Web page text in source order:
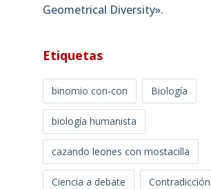
Geometrical Diversity»​.
Etiquetas
binomio con-con Biología
biología humanista
cazando leones con mostacilla
Ciencia a debate Contradicción